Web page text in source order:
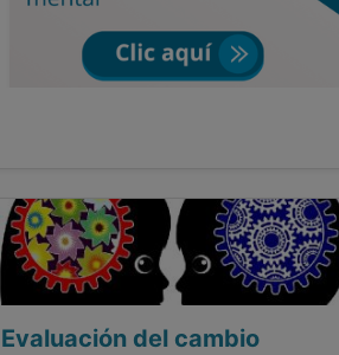
Evaluación del cambio